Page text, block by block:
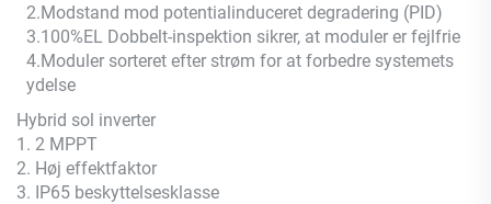
2.Modstand mod potentialinduceret degradering (PID)
3.100%EL Dobbelt-inspektion sikrer, at moduler er fejlfrie
4.Moduler sorteret efter strøm for at forbedre systemets
ydelse
Hybrid sol inverter
1. 2 MPPT
2. Høj effektfaktor
3. IP65 beskyttelsesklasse